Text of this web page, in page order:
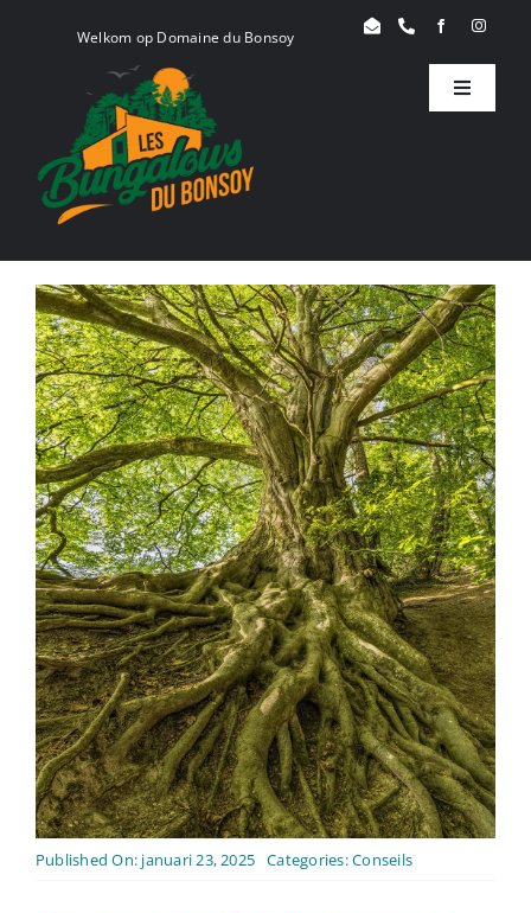
Welkom op Domaine du Bonsoy
Toggle
Birdy
Woody
Serenity
Boek
Blog
Contact
Nederlands
Published On: januari 23, 2025 Categories:Conseils